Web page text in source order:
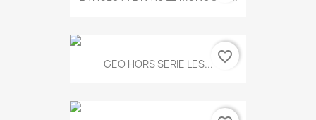
GEO HORS SERIE LES... favorite_border